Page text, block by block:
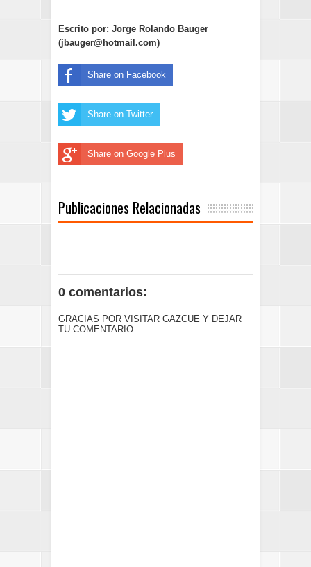
Escrito por: Jorge Rolando Bauger
(jbauger@hotmail.com)
Share on Facebook
Share on Twitter
Share on Google Plus
Publicaciones Relacionadas
0 comentarios:
GRACIAS POR VISITAR GAZCUE Y DEJAR
TU COMENTARIO.